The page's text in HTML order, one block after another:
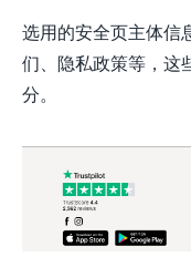
选用的安全页主体信
们、隐私政策等，这
分。